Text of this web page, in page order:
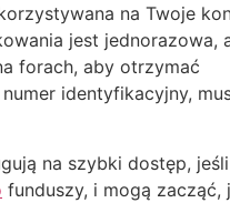
na Twoje
jest jednorazowa,
forach, aby otrzymać
identyfikacyjny,
na szybki dostęp,
funduszy, i mogą zacząć,